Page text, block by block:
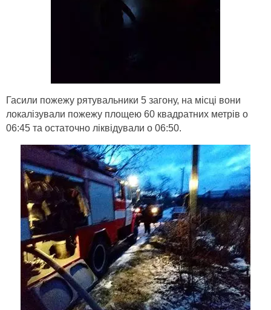
Гасили пожежу рятувальники 5 загону, на місці вони
локалізували пожежу площею 60 квадратних метрів о
06:45 та остаточно ліквідували о 06:50.